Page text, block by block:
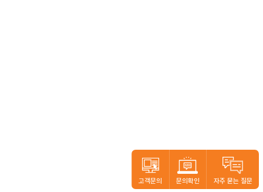
고객문의 문의확인 자주 묻는 질문